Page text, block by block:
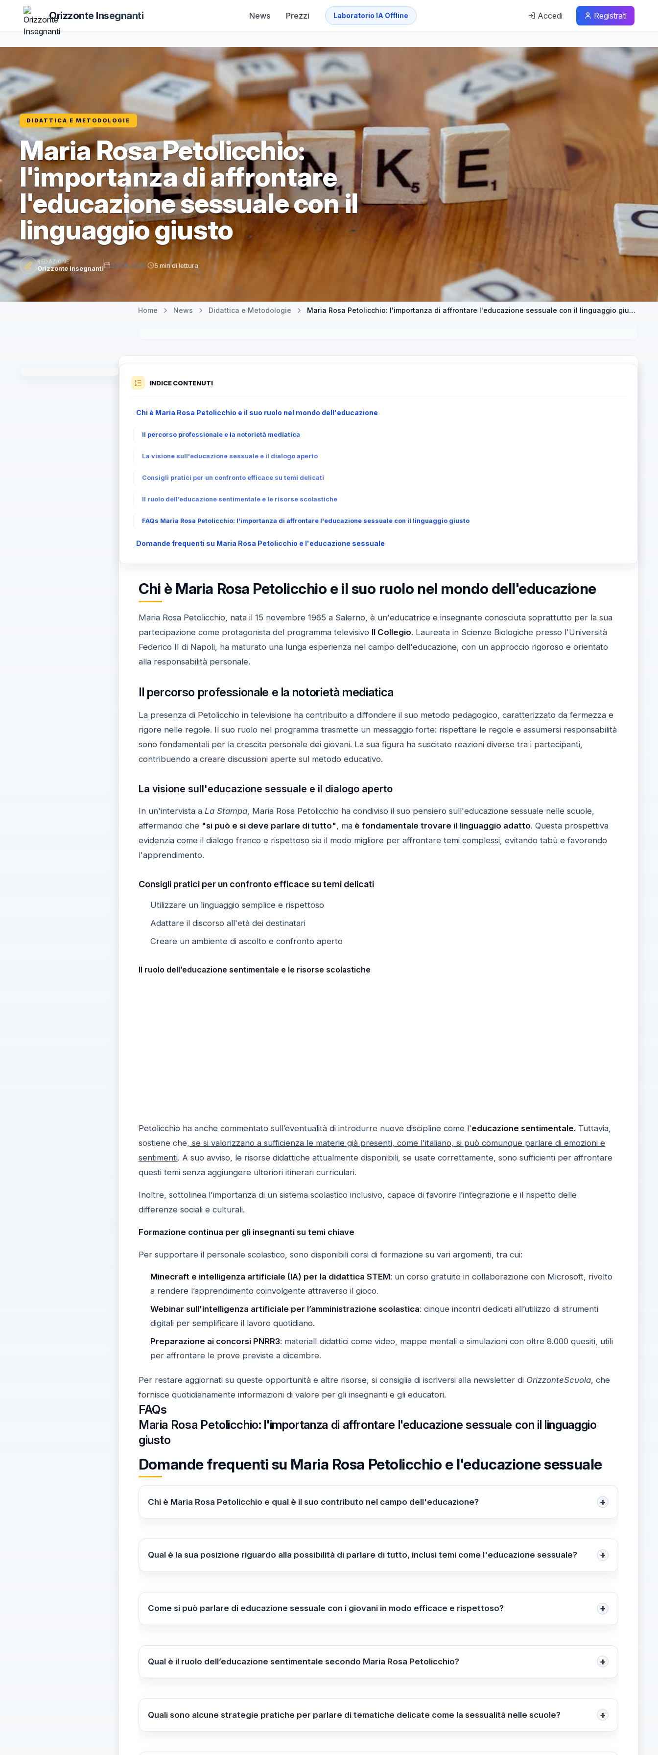
Orizzonte Insegnanti News Prezzi Laboratorio IA Offline Accedi Registrati
DIDATTICA E METODOLOGIE
Maria Rosa Petolicchio:
l'importanza di affrontare
l'educazione sessuale con il
linguaggio giusto
REDAZIONE
Orizzonte Insegnanti 24 Ott 2025 5 min di lettura
Home News Didattica e Metodologie Maria Rosa Petolicchio: l'importanza di affrontare l'educazione sessuale con il linguaggio giusto
INDICE CONTENUTI
Chi è Maria Rosa Petolicchio e il suo ruolo nel mondo dell'educazione
Il percorso professionale e la notorietà mediatica
La visione sull'educazione sessuale e il dialogo aperto
Consigli pratici per un confronto efficace su temi delicati
Il ruolo dell’educazione sentimentale e le risorse scolastiche
FAQs Maria Rosa Petolicchio: l'importanza di affrontare l'educazione sessuale con il linguaggio giusto
Domande frequenti su Maria Rosa Petolicchio e l'educazione sessuale
Chi è Maria Rosa Petolicchio e il suo ruolo nel mondo dell'educazione
Maria Rosa Petolicchio, nata il 15 novembre 1965 a Salerno, è un'educatrice e insegnante conosciuta soprattutto per la sua
partecipazione come protagonista del programma televisivo Il Collegio. Laureata in Scienze Biologiche presso l'Università
Federico II di Napoli, ha maturato una lunga esperienza nel campo dell'educazione, con un approccio rigoroso e orientato
alla responsabilità personale.
Il percorso professionale e la notorietà mediatica
La presenza di Petolicchio in televisione ha contribuito a diffondere il suo metodo pedagogico, caratterizzato da fermezza e
rigore nelle regole. Il suo ruolo nel programma trasmette un messaggio forte: rispettare le regole e assumersi responsabilità
sono fondamentali per la crescita personale dei giovani. La sua figura ha suscitato reazioni diverse tra i partecipanti,
contribuendo a creare discussioni aperte sul metodo educativo.
La visione sull'educazione sessuale e il dialogo aperto
In un'intervista a La Stampa, Maria Rosa Petolicchio ha condiviso il suo pensiero sull'educazione sessuale nelle scuole,
affermando che "si può e si deve parlare di tutto" , maè fondamentale trovare il linguaggio adatto. Questa prospettiva
evidenzia come il dialogo franco e rispettoso sia il modo migliore per affrontare temi complessi, evitando tabù e favorendo
l'apprendimento.
Consigli pratici per un confronto efficace su temi delicati
Utilizzare un linguaggio semplice e rispettoso
Adattare il discorso all'età dei destinatari
Creare un ambiente di ascolto e confronto aperto
Il ruolo dell’educazione sentimentale e le risorse scolastiche
Petolicchio ha anche commentato sull’eventualità di introdurre nuove discipline come l'educazione sentimentale. Tuttavia,
sostiene che, se si valorizzano a sufficienza le materie già presenti, come l'italiano, si può comunque parlare di emozioni e
sentimenti. A suo avviso, le risorse didattiche attualmente disponibili, se usate correttamente, sono sufficienti per affrontare
questi temi senza aggiungere ulteriori itinerari curriculari.
Inoltre, sottolinea l'importanza di un sistema scolastico inclusivo, capace di favorire l’integrazione e il rispetto delle
differenze sociali e culturali.
Formazione continua per gli insegnanti su temi chiave
Per supportare il personale scolastico, sono disponibili corsi di formazione su vari argomenti, tra cui:
Minecraft e intelligenza artificiale (IA) per la didattica STEM: un corso gratuito in collaborazione con Microsoft, rivolto
a rendere l’apprendimento coinvolgente attraverso il gioco.
Webinar sull'intelligenza artificiale per l’amministrazione scolastica: cinque incontri dedicati all’utilizzo di strumenti
digitali per semplificare il lavoro quotidiano.
Preparazione ai concorsi PNRR3: materialI didattici come video, mappe mentali e simulazioni con oltre 8.000 quesiti, utili
per affrontare le prove previste a dicembre.
Per restare aggiornati su queste opportunità e altre risorse, si consiglia di iscriversi alla newsletter di OrizzonteScuola, che
fornisce quotidianamente informazioni di valore per gli insegnanti e gli educatori.
FAQs
Maria Rosa Petolicchio: l'importanza di affrontare l'educazione sessuale con il linguaggio
giusto
Domande frequenti su Maria Rosa Petolicchio e l'educazione sessuale
Chi è Maria Rosa Petolicchio e qual è il suo contributo nel campo dell'educazione? +
Maria Rosa Petolicchio è un'educatrice e insegnante nota soprattutto per la sua partecipazione come protagonista del
dell'educazione, promuove un approccio rigoroso che mira a responsabilizzare i giovani e favorire un dialogo aperto su
Qual è la sua posizione riguardo alla possibilità di parlare di tutto, inclusi temi come l'educazione sessuale? +
Petolicchio sostiene fermamente chesi può e si deve parlare di tutto, purché si utilizzi il giusto linguaggio e si trovi il
approccio aperto e rispettoso, fondamentale per un'educazione efficace e senza tabù.
Come si può parlare di educazione sessuale con i giovani in modo efficace e rispettoso? +
Per parlare in modo efficace, è importante utilizzareun linguaggio semplice e rispettoso, adattando il discorso all’età e
porre domande e condividere opinioni, facilitando così un apprendistato senza tabù.
Qual è il ruolo dell’educazione sentimentale secondo Maria Rosa Petolicchio? +
Petolicchio ritiene che l’educazione sentimentalepossa essere integrata attraverso le materie già presenti, come
efficacemente anche questo argomento senza introdurre discipline aggiuntive, contribuendo a sviluppare l’intelligenza
Quali sono alcune strategie pratiche per parlare di tematiche delicate come la sessualità nelle scuole? +
Le strategie principali includonoutilizzare un linguaggio comprensibile e rispettoso,adattare il discorso all’età degli